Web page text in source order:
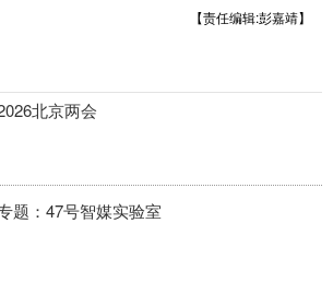
【责任编辑:彭嘉靖】
北京两会
题：47号智媒实验室